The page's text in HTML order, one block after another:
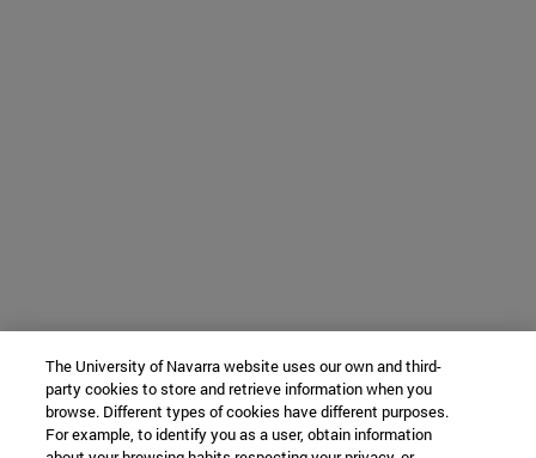
The University of Navarra website uses our own and third-
party cookies to store and retrieve information when you
browse. Different types of cookies have different purposes.
For example, to identify you as a user, obtain information